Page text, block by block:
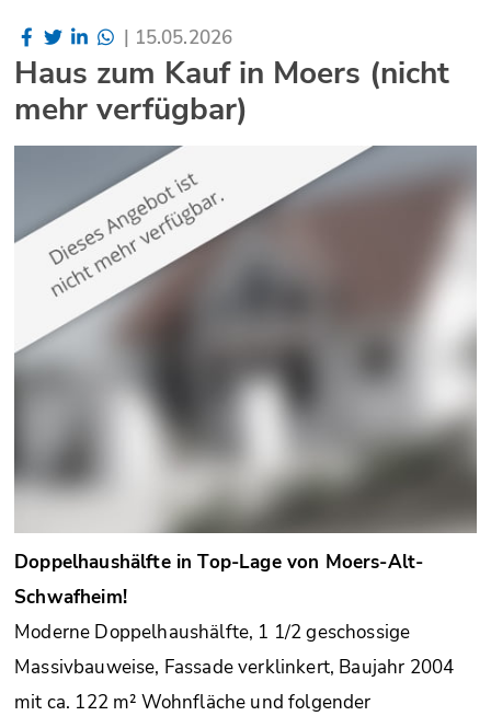
| 15.05.2026
Haus zum Kauf in Moers (nicht
mehr verfügbar)
Doppelhaushälfte in Top-Lage von Moers-Alt-
Schwafheim!
Moderne Doppelhaushälfte, 1 1/2 geschossige
Massivbauweise, Fassade verklinkert, Baujahr 2004
mit ca. 122 m² Wohnfläche und folgender